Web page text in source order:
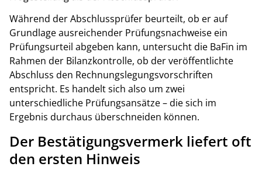
Während der Abschlussprüfer beurteilt, ob er auf
Grundlage ausreichender Prüfungsnachweise ein
Prüfungsurteil abgeben kann, untersucht die BaFin im
Rahmen der Bilanzkontrolle, ob der veröffentlichte
Abschluss den Rechnungslegungsvorschriften
entspricht. Es handelt sich also um zwei
unterschiedliche Prüfungsansätze – die sich im
Ergebnis durchaus überschneiden können.
Der Bestätigungsvermerk liefert oft
den ersten Hinweis